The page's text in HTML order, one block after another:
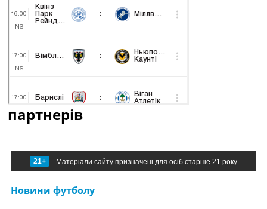
партнерів
21+ Матеріали сайту призначені для осіб старше 21 року
Новини футболу